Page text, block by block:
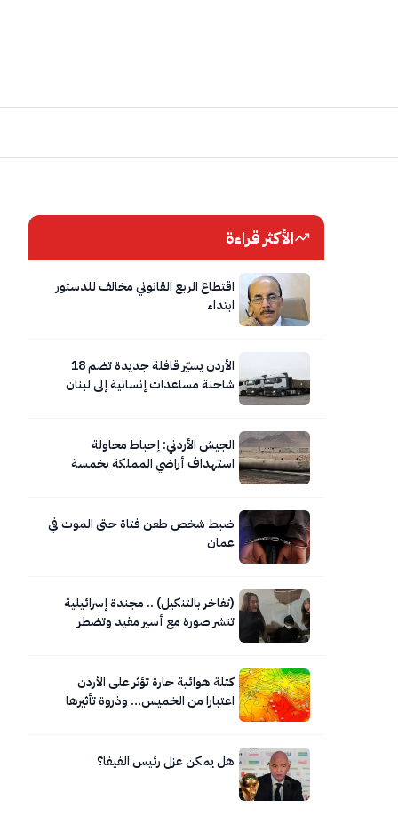
الأكثر قراءة
اقتطاع الربع القانوني مخالف للدستور
ابتداء
الأردن يسيّر قافلة جديدة تضم 18
شاحنة مساعدات إنسانية إلى لبنان
الجيش الأردني: إحباط محاولة
استهداف أراضي المملكة بخمسة
ضبط شخص طعن فتاة حتى الموت في
عمان
(تفاخر بالتنكيل) .. مجندة إسرائيلية
تنشر صورة مع أسير مقيد وتضطر
كتلة هوائية حارة تؤثر على الأردن
اعتبارا من الخميس… وذروة تأثيرها
هل يمكن عزل رئيس الفيفا؟